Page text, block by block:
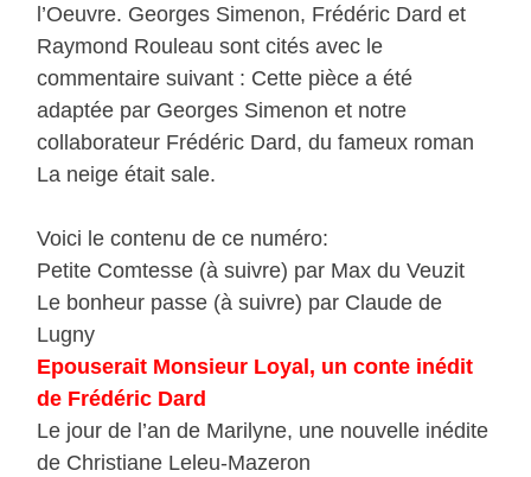
l’Oeuvre. Georges Simenon, Frédéric Dard et
Raymond Rouleau sont cités avec le
commentaire suivant : Cette pièce a été
adaptée par Georges Simenon et notre
collaborateur Frédéric Dard, du fameux roman
La neige était sale.
Voici le contenu de ce numéro:
Petite Comtesse (à suivre) par Max du Veuzit
Le bonheur passe (à suivre) par Claude de
Lugny
Epouserait Monsieur Loyal, un conte inédit
de Frédéric Dard
Le jour de l’an de Marilyne, une nouvelle inédite
de Christiane Leleu-Mazeron